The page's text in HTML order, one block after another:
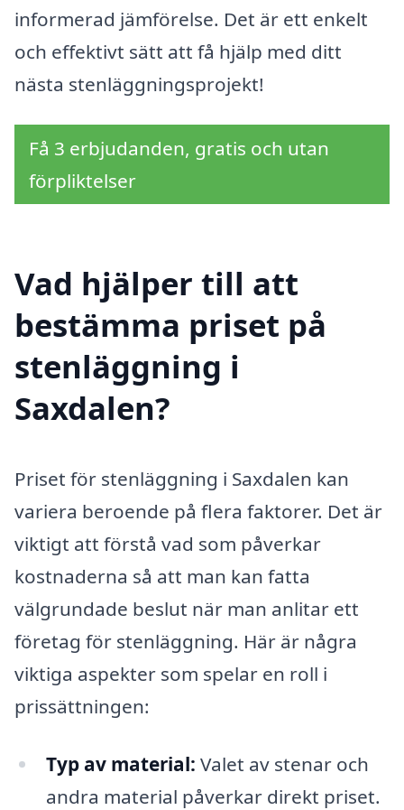
informerad jämförelse. Det är ett enkelt
och effektivt sätt att få hjälp med ditt
nästa stenläggningsprojekt!
Få 3 erbjudanden, gratis och utan
förpliktelser
Vad hjälper till att
bestämma priset på
stenläggning i
Saxdalen?
Priset för stenläggning i Saxdalen kan
variera beroende på flera faktorer. Det är
viktigt att förstå vad som påverkar
kostnaderna så att man kan fatta
välgrundade beslut när man anlitar ett
företag för stenläggning. Här är några
viktiga aspekter som spelar en roll i
prissättningen:
Typ av material: Valet av stenar och
andra material påverkar direkt priset.